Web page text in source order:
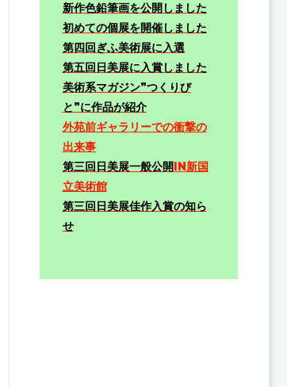
新作色鉛筆画を公開しました
初めての個展を開催しました
第四回ぎふ美術展に入選
第五回日美展に入賞しました
美術系マガジン”つくりび
と”に作品が紹介
外苑前ギャラリーでの衝撃の
出来事
第三回日美展一般公開 IN新国
立美術館
第三回日美展佳作入賞の知ら
せ